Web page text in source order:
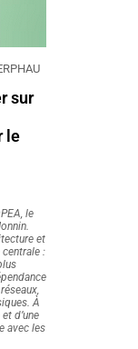
sur
le
le
et
centrale :
À
d’une
avec les